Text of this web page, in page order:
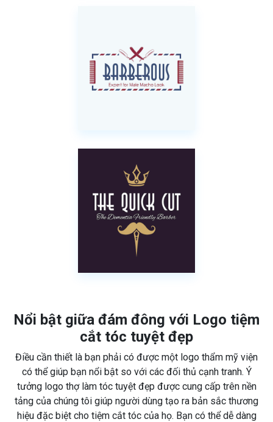
Nổi bật giữa đám đông với Logo tiệm
cắt tóc tuyệt đẹp
Điều cần thiết là bạn phải có được một logo thẩm mỹ viện
có thể giúp bạn nổi bật so với các đối thủ cạnh tranh. Ý
tưởng logo thợ làm tóc tuyệt đẹp được cung cấp trên nền
tảng của chúng tôi giúp người dùng tạo ra bản sắc thương
hiệu đặc biệt cho tiệm cắt tóc của họ. Bạn có thể dễ dàng